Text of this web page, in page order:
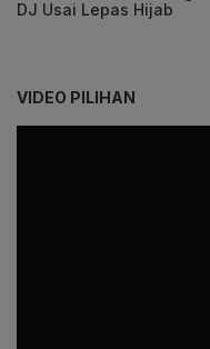
DJ Usai Lepas Hijab
VIDEO PILIHAN